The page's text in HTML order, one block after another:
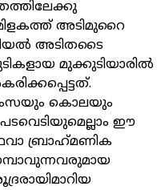
അടിമുറൈ
അടിതടൈ
മുക്കുടിയാരില്‍
കൊലയും
പടവെടിയുമെല്ലാം ഈ
ബ്രാഹ്‌മണിക